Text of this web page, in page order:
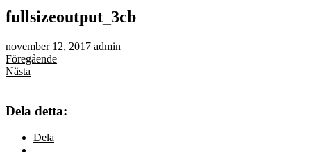
fullsizeoutput_3cb
november 12, 2017 admin
Föregående
Nästa
Dela detta:
Dela